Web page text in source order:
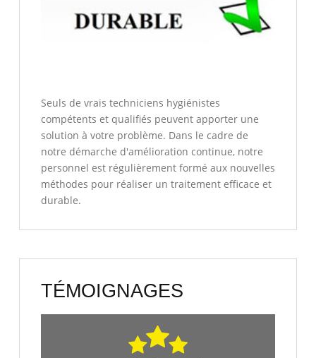
Seuls de vrais techniciens hygiénistes
compétents et qualifiés peuvent apporter une
solution à votre problème. Dans le cadre de
notre démarche d'amélioration continue, notre
personnel est régulièrement formé aux nouvelles
méthodes pour réaliser un traitement efficace et
durable.
TÉMOIGNAGES